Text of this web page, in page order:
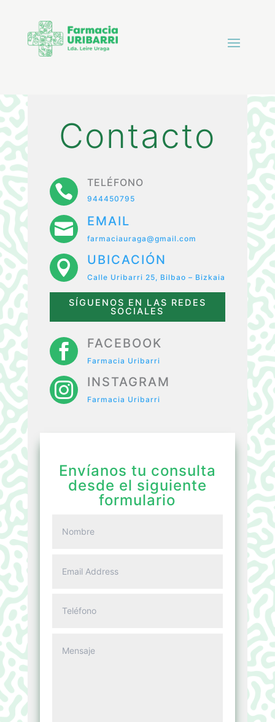
Contacto
 TELÉFONO
944450795
 EMAIL
farmaciauraga@gmail.com
 UBICACIÓN
Calle Uribarri 25, Bilbao – Bizkaia
SÍGUENOS EN LAS REDES
SOCIALES
 FACEBOOK
Farmacia Uribarri
 INSTAGRAM
Farmacia Uribarri
Envíanos tu consulta
desde el siguiente
formulario